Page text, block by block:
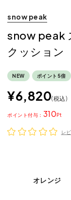
snow peak
snow peak
クッション
NEW ポイント5倍
¥6,820 税込
310
ポイント
レ
オレンジ